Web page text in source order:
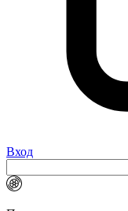
Вход